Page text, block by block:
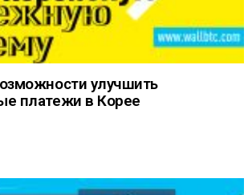
улучшить
платежи в Корее